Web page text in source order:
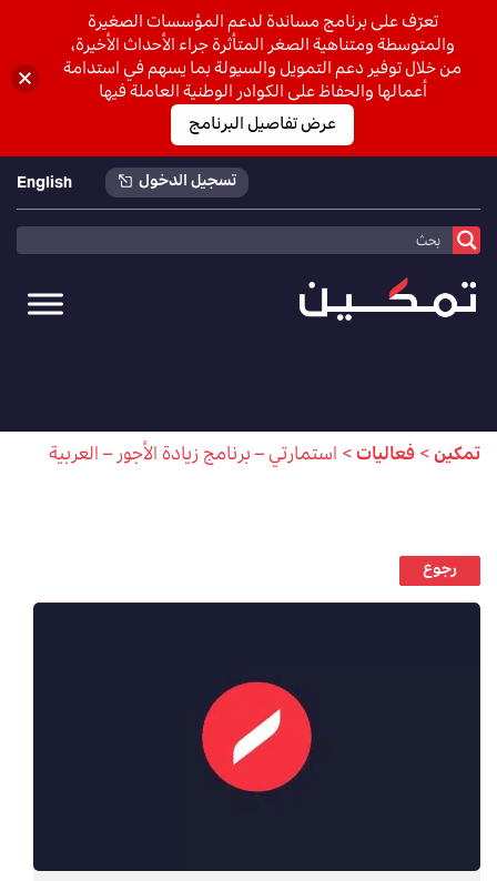
تسجيل الدخول English
تمكين>فعاليات>استمارتي – برنامج زيادة الأجور – العربية
رجوع
تعرّف على برنامج مساندة لدعم المؤسسات الصغيرة
والمتوسطة ومتناهية الصغر المتأثرة جراء الأحداث الأخيرة،
من خلال توفير دعم التمويل والسيولة بما يسهم في استدامة
أعمالها والحفاظ على الكوادر الوطنية العاملة فيها
عرض تفاصيل البرنامج